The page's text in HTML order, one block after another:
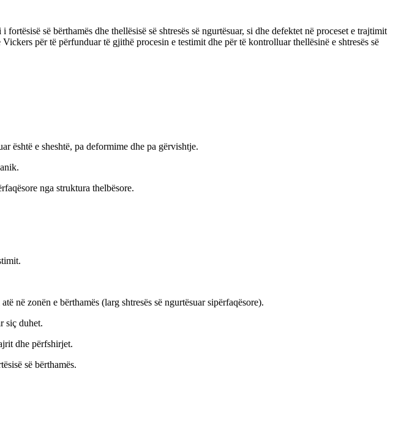
së bërthamës dhe thellësisë së shtresës së ngurtësuar, si dhe defektet në proceset e trajtimit
për të përfunduar të gjithë procesin e testimit dhe për të kontrolluar thellësinë e shtresës së
është e sheshtë, pa deformime dhe pa gërvishtje.
nga struktura thelbësore.
në zonën e bërthamës (larg shtresës së ngurtësuar sipërfaqësore).
siç duhet.
dhe përfshirjet.
së bërthamës.